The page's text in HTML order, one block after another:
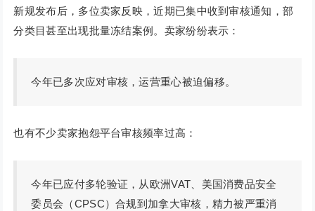
新规发布后，多位卖家反映，近期已集中收到审核通知，部
分类目甚至出现批量冻结案例。卖家纷纷表示：
今年已多次应对审核，运营重心被迫偏移。
也有不少卖家抱怨平台审核频率过高：
今年已应付多轮验证，从欧洲VAT、美国消费品安全
委员会（CPSC）合规到加拿大审核，精力被严重消